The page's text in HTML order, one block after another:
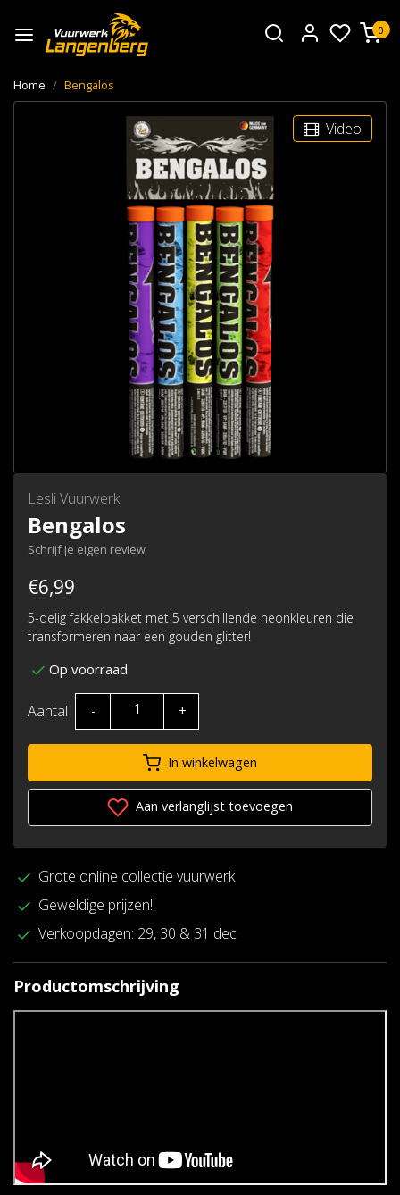
0
Home Bengalos
Video
Lesli Vuurwerk
Bengalos
Schrijf je eigen review
€6,99
5-delig fakkelpakket met 5 verschillende neonkleuren die
transformeren naar een gouden glitter!
Op voorraad
Aantal - +
In winkelwagen
Aan verlanglijst toevoegen
Grote online collectie vuurwerk
Geweldige prijzen!
Verkoopdagen: 29, 30 & 31 dec
Productomschrijving